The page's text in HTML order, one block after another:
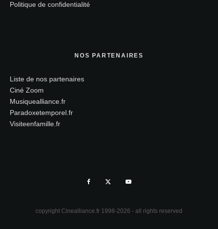
Politique de confidentialité
NOS PARTENAIRES
Liste de nos partenaires
Ciné Zoom
Musiquealliance.fr
Paradoxetemporel.fr
Visiteenfamille.fr
copyright Cinealliance.fr 1998-2026 - all rights reserved